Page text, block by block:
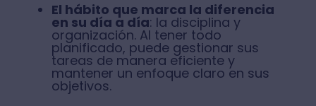
El hábito que marca la diferencia
en su día a día: la disciplina y
organización. Al tener todo
planificado, puede gestionar sus
tareas de manera eficiente y
mantener un enfoque claro en sus
objetivos.